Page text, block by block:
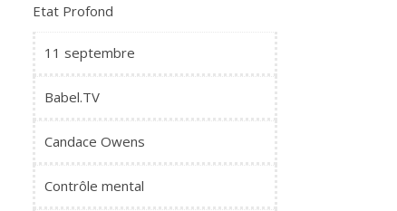
Etat Profond
11 septembre
Babel.TV
Candace Owens
Contrôle mental